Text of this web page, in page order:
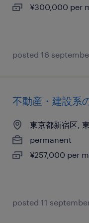
¥300,000 per
posted 16
不動産・建設系
東京都新宿区,
permanent
¥257,000 per
posted 11